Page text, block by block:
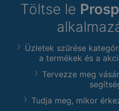
Töltse le
Üzletek szűrése
a termékek és a
Tervezze meg
Tudja meg, mikor